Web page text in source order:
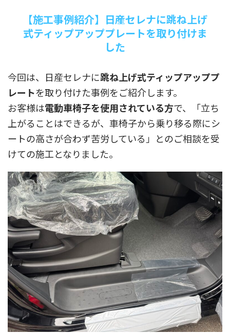
【施工事例紹介】日産セレナに跳ね上げ
式ティップアッププレートを取り付けま
した
今回は、日産セレナに跳ね上げ式ティップアッププ
レートを取り付けた事例をご紹介します。
お客様は電動車椅子を使用されている方で、「立ち
上がることはできるが、車椅子から乗り移る際にシ
ートの高さが合わず苦労している」とのご相談を受
けての施工となりました。